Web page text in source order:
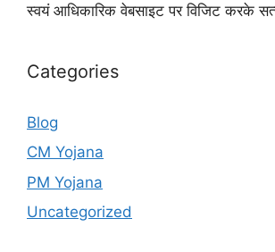
स्वयं आधिकारिक वेबसाइट पर विजिट करके
Categories
Blog
CM Yojana
PM Yojana
Uncategorized